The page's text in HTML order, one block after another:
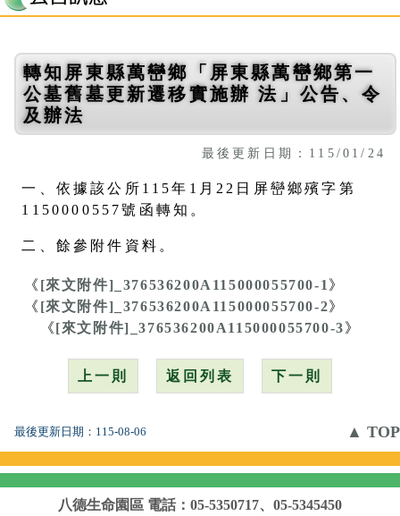
轉知屏東縣萬巒鄉「屏東縣萬巒鄉第一
公墓舊墓更新遷移實施辦 法」公告、令
及辦法
最後更新日期：115/01/24
一、依據該公所115年1月22日屏巒鄉殯字第
1150000557號函轉知。
二、餘參附件資料。
《 [來文附件]_376536200A115000055700-1 》
《 [來文附件]_376536200A115000055700-2》
《[來文附件]_376536200A115000055700-3》
上一則 返回列表 下一則
最後更新日期： 115-08-06 ▲ TOP
八德生命園區 電話：05-5350717、05-5345450